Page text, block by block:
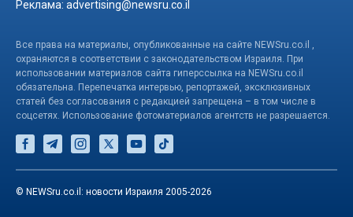
Реклама: advertising@newsru.co.il
Все права на материалы, опубликованные на сайте NEWSru.co.il ,
охраняются в соответствии с законодательством Израиля. При
использовании материалов сайта гиперссылка на NEWSru.co.il
обязательна. Перепечатка интервью, репортажей, эксклюзивных
статей без согласования с редакцией запрещена – в том числе в
соцсетях. Использование фотоматериалов агентств не разрешается.
© NEWSru.co.il: новости Израиля 2005-2026